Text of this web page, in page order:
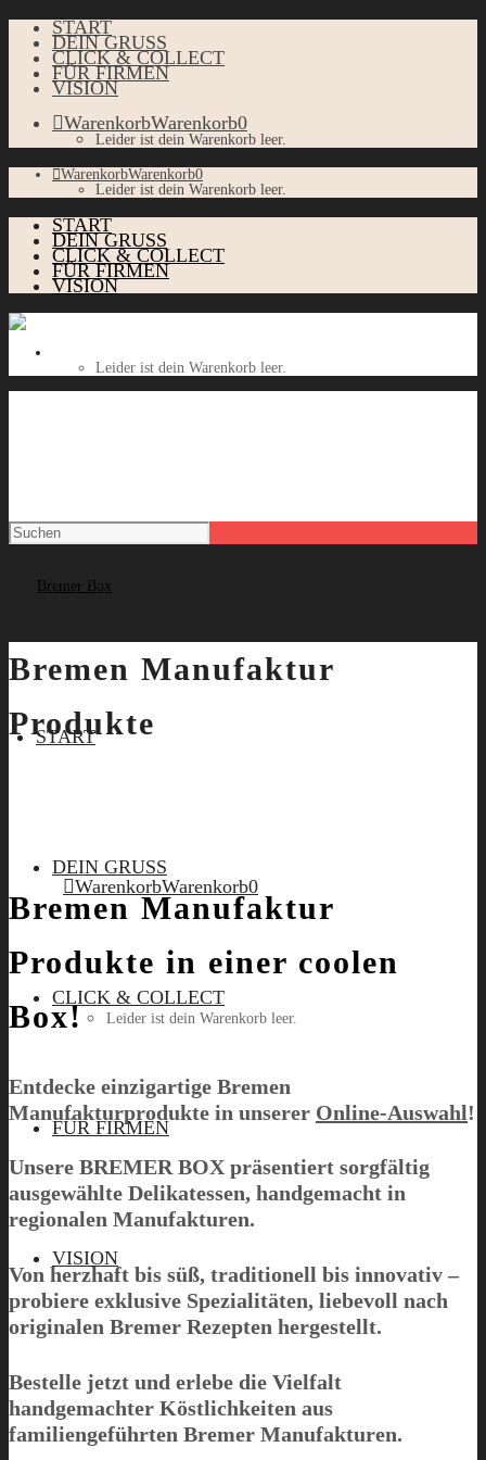
START
DEIN GRUSS
CLICK & COLLECT
FÜR FIRMEN
VISION
WarenkorbWarenkorb0
Leider ist dein Warenkorb leer.
WarenkorbWarenkorb0
Leider ist dein Warenkorb leer.
START
DEIN GRUSS
CLICK & COLLECT
FÜR FIRMEN
VISION
Leider ist dein Warenkorb leer.
START
DEIN GRUSS
CLICK & COLLECT
FÜR FIRMEN
VISION
WarenkorbWarenkorb0
Leider ist dein Warenkorb leer.
Menü
AB GEHT DIE
BOX Geschenkkörbe
Bremen Manufaktur
Produkte
Bremen Manufaktur
Produkte in einer coolen
Box!
Entdecke einzigartige Bremen
Manufakturprodukte in unserer Online-Auswahl!
Unsere BREMER BOX präsentiert sorgfältig
ausgewählte Delikatessen, handgemacht in
regionalen Manufakturen.
Von herzhaft bis süß, traditionell bis innovativ –
probiere exklusive Spezialitäten, liebevoll nach
originalen Bremer Rezepten hergestellt.
Bestelle jetzt und erlebe die Vielfalt
handgemachter Köstlichkeiten aus
familiengeführten Bremer Manufakturen.